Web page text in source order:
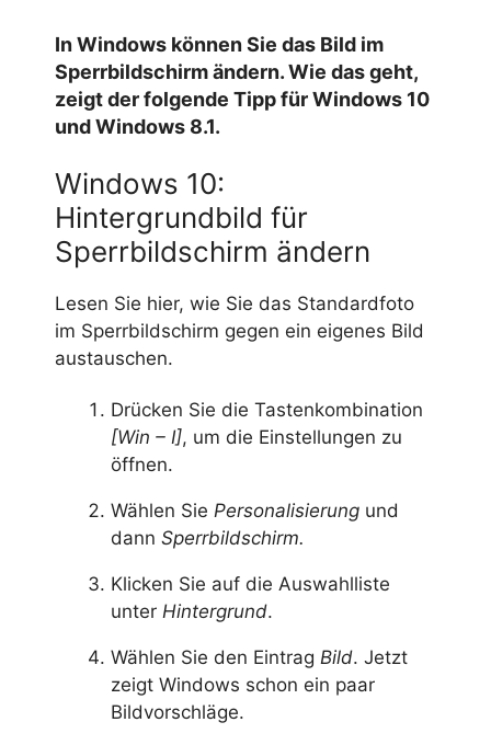
In Windows können Sie das Bild im
Sperrbildschirm ändern. Wie das geht,
zeigt der folgende Tipp für Windows 10
und Windows 8.1.
Windows 10:
Hintergrundbild für
Sperrbildschirm ändern
Lesen Sie hier, wie Sie das Standardfoto
im Sperrbildschirm gegen ein eigenes Bild
austauschen.
Drücken Sie die Tastenkombination
[Win – I], um die Einstellungen zu
öffnen.
Wählen Sie Personalisierung und
dann Sperrbildschirm.
Klicken Sie auf die Auswahlliste
unter Hintergrund.
Wählen Sie den Eintrag Bild. Jetzt
zeigt Windows schon ein paar
Bildvorschläge.